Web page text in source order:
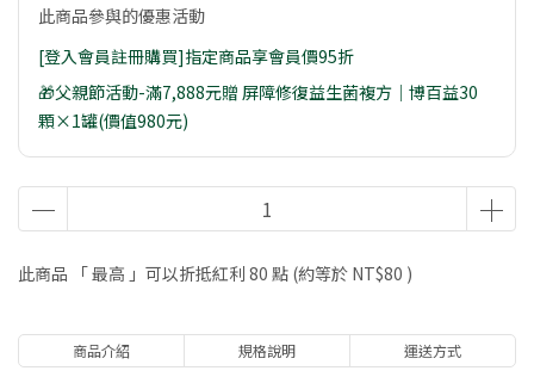
此商品參與的優惠活動
[登入會員註冊購買]指定商品享會員價95折
🎁父親節活動-滿7,888元贈 屏障修復益生菌複方｜博百益30
顆×1罐(價值980元)
此商品 「 最高 」可以折抵紅利 80 點 (約等於 NT$80 )
商品介紹 規格說明 運送方式